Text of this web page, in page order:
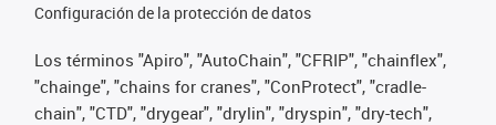
Configuración de la protección de datos
Los términos "Apiro", "AutoChain", "CFRIP", "chainflex",
"chainge", "chains for cranes", "ConProtect", "cradle-
chain", "CTD", "drygear", "drylin", "dryspin", "dry-tech",